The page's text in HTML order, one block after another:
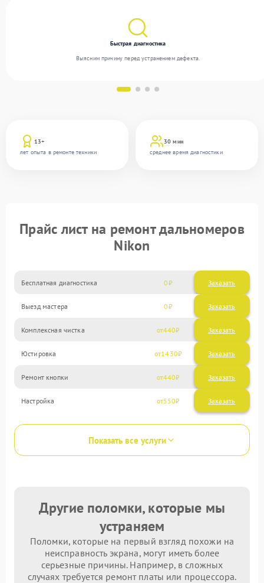
13+
лет опыта в ремонте техники
30 мин
среднее время диагностики
Быстрая диагностика
Выясним причину перед устранением дефекта.
Прайс лист на ремонт дальномеров
Nikon
Бесплатная диагностика 0 Заказать
Выезд мастера 0 Заказать
Комплексная чистка 440
Юстировка 1430
Ремонт кнопки 440
Настройка 550
Показать все услуги
Другие поломки, которые мы
устраняем
Поломки, которые на первый взгляд похожи на
неисправность экрана, могут иметь более
серьезные причины. Например, в сложных
случаях требуется ремонт платы или процессора.